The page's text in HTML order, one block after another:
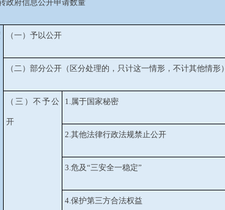
政府信息公开申请数量
（一）予以公开
（二）部分公开 （区分处理的，只计这一情形，不计其他情形）
（三）不予公
开
1.属于国家秘密
2.其他法律行政法规禁止公开
3.危及“三安全一稳定”
4.保护第三方合法权益